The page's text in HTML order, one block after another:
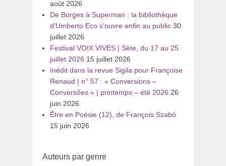
août 2026
De Borges à Superman : la bibliothèque
d’Umberto Eco s’ouvre enfin au public 30
juillet 2026
Festival VOIX VIVES | Sète, du 17 au 25
juillet 2026 15 juillet 2026
Inédit dans la revue Sigila pour Françoise
Renaud | n° 57 : « Conversions –
Conversões » | printemps – été 2026 26
juin 2026
Être en Poésie (12), de François Szabó
15 juin 2026
Auteurs par genre